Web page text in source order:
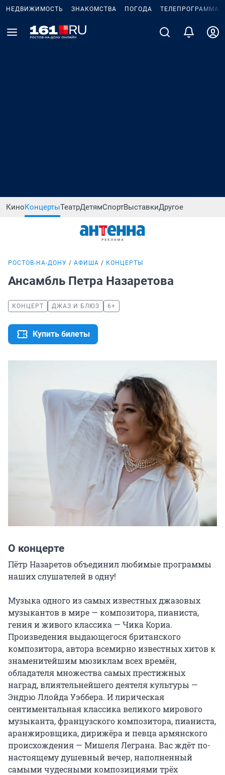
НЕДВИЖИМОСТЬ ЗНАКОМСТВА ПОГОДА ТЕЛЕПРОГРАММА
КиноКонцертыТеатрДетямСпортВыставкиДругое
РОСТОВ-НА-ДОНУ АФИША КОНЦЕРТЫ
Ансамбль Петра Назаретова
КОНЦЕРТ ДЖАЗ И БЛЮЗ 6+
Купить билеты
О концерте
Пётр Назаретов объединил любимые программы
наших слушателей в одну!
Музыка одного из самых известных джазовых
музыкантов в мире — композитора, пианиста,
гения и живого классика — Чика Кориа.
Произведения выдающегося британского
композитора, автора всемирно известных хитов к
знаменитейшим мюзиклам всех времён,
обладателя множества самых престижных
наград, влиятельнейшего деятеля культуры —
Эндрю Ллойда Уэббера. И лирическая
сентиментальная классика великого мирового
музыканта, французского композитора, пианиста,
аранжировщика, дирижёра и певца армянского
происхождения — Мишеля Леграна. Вас ждёт по-
настоящему душевный вечер, наполненный
самыми чудесными композициями трёх